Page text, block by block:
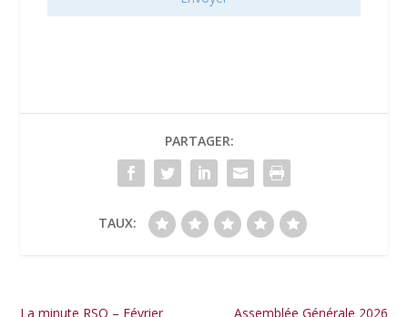
PARTAGER:
TAUX:
La minute RSO – Février
Assemblée Générale 2026